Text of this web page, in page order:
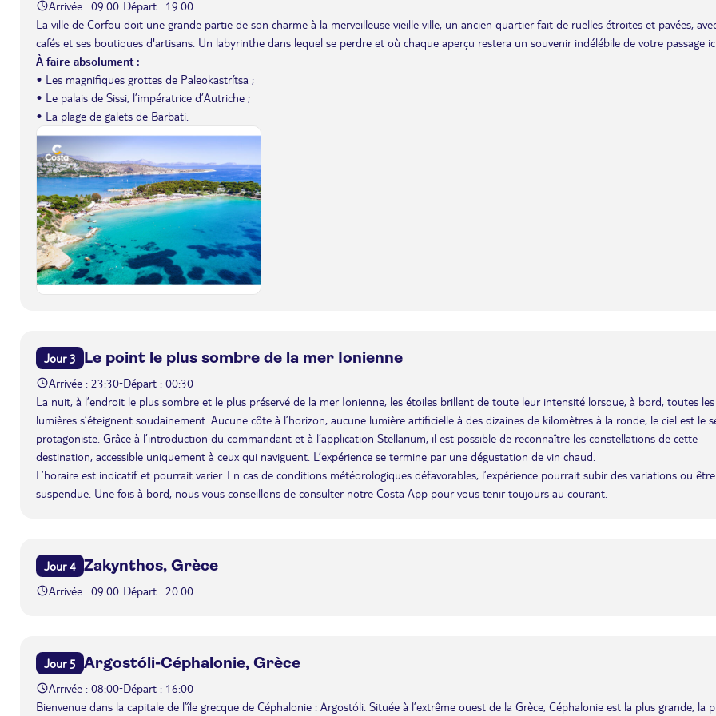
Arrivée : 09:00-Départ : 19:00
La ville de Corfou doit une grande partie de son charme à la merveilleuse vieille ville, un ancien quartier fait de ruelles étroites et pavées,
cafés et ses boutiques d'artisans. Un labyrinthe dans lequel se perdre et où chaque aperçu restera un souvenir indélébile de votre passage
À faire absolument :
• Les magnifiques grottes de Paleokastrítsa ;
• Le palais de Sissi, l’impératrice d’Autriche ;
• La plage de galets de Barbati.
Jour 3 Le point le plus sombre de la mer Ionienne
Arrivée : 23:30-Départ : 00:30
La nuit, à l’endroit le plus sombre et le plus préservé de la mer Ionienne, les étoiles brillent de toute leur intensité lorsque, à bord, toutes les
lumières s’éteignent soudainement. Aucune côte à l’horizon, aucune lumière artificielle à des dizaines de kilomètres à la ronde, le ciel est le
protagoniste. Grâce à l’introduction du commandant et à l’application Stellarium, il est possible de reconnaître les constellations de cette
destination, accessible uniquement à ceux qui naviguent. L’expérience se termine par une dégustation de vin chaud.
L’horaire est indicatif et pourrait varier. En cas de conditions météorologiques défavorables, l’expérience pourrait subir des variations ou être
suspendue. Une fois à bord, nous vous conseillons de consulter notre Costa App pour vous tenir toujours au courant.
Jour 4 Zakynthos, Grèce
Arrivée : 09:00-Départ : 20:00
Jour 5 Argostóli-Céphalonie, Grèce
Arrivée : 08:00-Départ : 16:00
Bienvenue dans la capitale de l’île grecque de Céphalonie : Argostóli. Située à l’extrême ouest de la Grèce, Céphalonie est la plus grande, la